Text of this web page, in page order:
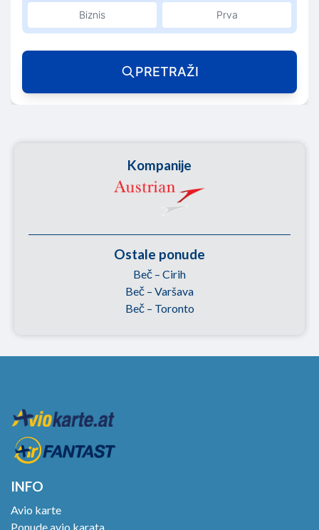
Biznis Prva
PRETRAŽI
Kompanije
Ostale ponude
Beč – Cirih
Beč – Varšava
Beč – Toronto
INFO
Avio karte
Ponude avio karata